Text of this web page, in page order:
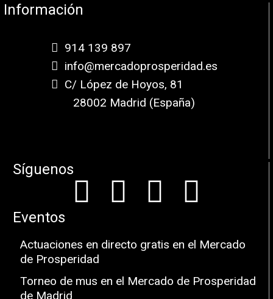
Información
914 139 897
info@mercadoprosperidad.es
C/ López de Hoyos, 81
28002 Madrid (España)
Síguenos
Eventos
Actuaciones en directo gratis en el Mercado
de Prosperidad
Torneo de mus en el Mercado de Prosperidad
de Madrid